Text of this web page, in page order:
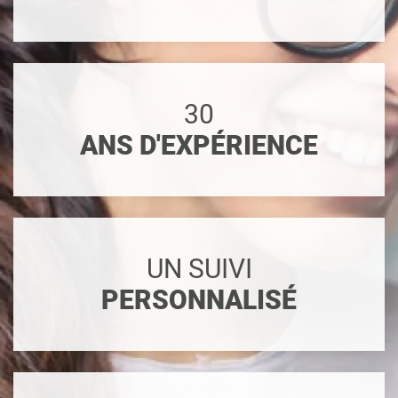
30
ANS D'EXPÉRIENCE
UN SUIVI
PERSONNALISÉ